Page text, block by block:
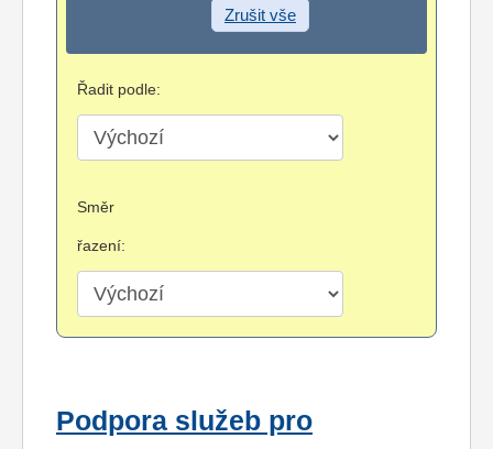
Zrušit vše
Řadit podle:
Směr
řazení:
Podpora služeb pro